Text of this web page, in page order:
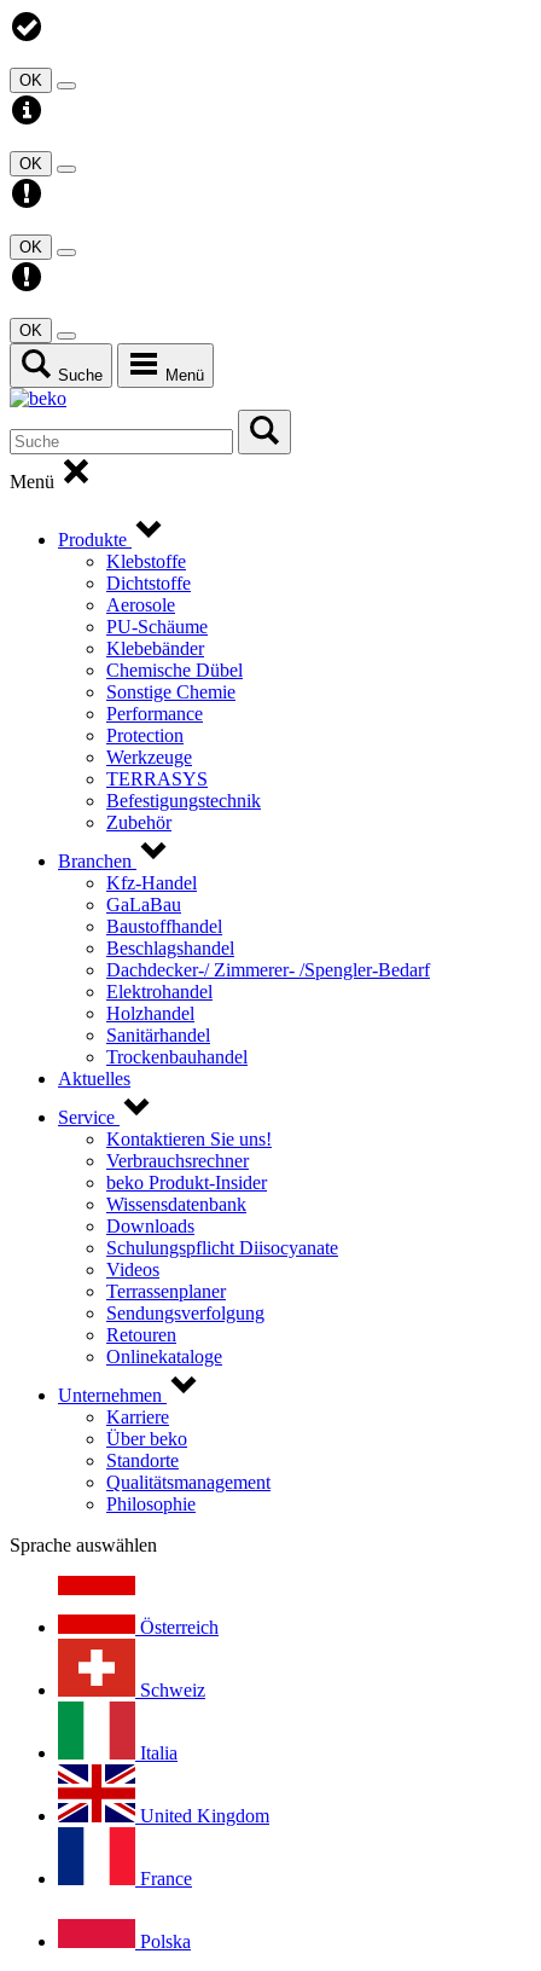
OK
OK
OK
OK
Suche Menü
Menü
Produkte
Klebstoffe
Dichtstoffe
Aerosole
PU-Schäume
Klebebänder
Chemische Dübel
Sonstige Chemie
Performance
Protection
Werkzeuge
TERRASYS
Befestigungstechnik
Zubehör
Branchen
Kfz-Handel
GaLaBau
Baustoffhandel
Beschlagshandel
Dachdecker-/ Zimmerer- /Spengler-Bedarf
Elektrohandel
Holzhandel
Sanitärhandel
Trockenbauhandel
Aktuelles
Service
Kontaktieren Sie uns!
Verbrauchsrechner
beko Produkt-Insider
Wissensdatenbank
Downloads
Schulungspflicht Diisocyanate
Videos
Terrassenplaner
Sendungsverfolgung
Retouren
Onlinekataloge
Unternehmen
Karriere
Über beko
Standorte
Qualitätsmanagement
Philosophie
Sprache auswählen
Österreich
Schweiz
Italia
United Kingdom
France
Polska